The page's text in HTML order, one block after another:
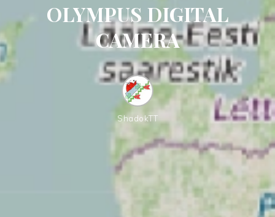
OLYMPUS DIGITAL
CAMERA
ShadokTT